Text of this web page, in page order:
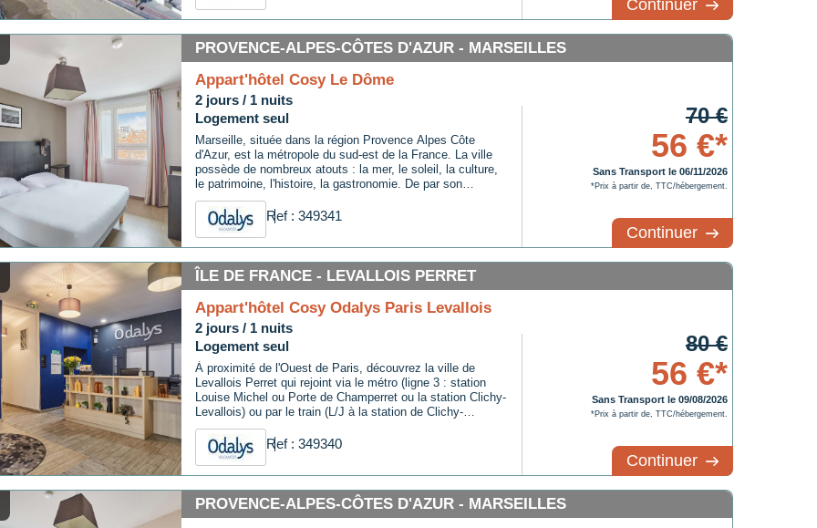
Continuer
PROVENCE-ALPES-CÔTES D'AZUR - MARSEILLES
Appart'hôtel Cosy Le Dôme
2 jours / 1 nuits
Logement seul
Marseille, située dans la région Provence Alpes Côte
d'Azur, est la métropole du sud-est de la France. La ville
possède de nombreux atouts : la mer, le soleil, la culture,
le patrimoine, l'histoire, la gastronomie. De par son
ancienneté, sa culture caractéristique, son identité forte et
son brassage ethnique, Marseille est aujourd'hui l'une des
villes les plus cosmopolites de France. Marseille est
classée ville d'art et d'histoire.
Ref : 349341
70 €
56 €*
Sans Transport le 06/11/2026
*Prix à partir de, TTC/hébergement.
Continuer
ÎLE DE FRANCE - LEVALLOIS PERRET
Appart'hôtel Cosy Odalys Paris Levallois
2 jours / 1 nuits
Logement seul
À proximité de l'Ouest de Paris, découvrez la ville de
Levallois Perret qui rejoint via le métro (ligne 3 : station
Louise Michel ou Porte de Champerret ou la station Clichy-
Levallois) ou par le train (L/J à la station de Clichy-
Levallois, direction saint -Lazare), les premiers grands
magasins, la Gare Saint Lazare ou encore l'Opéra.
Ref : 349340
80 €
56 €*
Sans Transport le 09/08/2026
*Prix à partir de, TTC/hébergement.
Continuer
PROVENCE-ALPES-CÔTES D'AZUR - MARSEILLES